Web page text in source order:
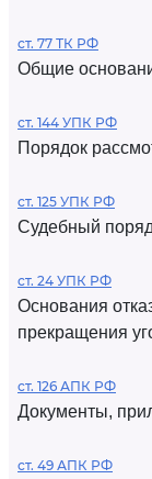
ст. 77 ТК РФ
Общие
ст. 144 УПК РФ
Порядок
ст. 125 УПК РФ
Судебный
ст. 24 УПК РФ
Основания
прекращения
ст. 126 АПК РФ
Документы,
ст. 49 АПК РФ